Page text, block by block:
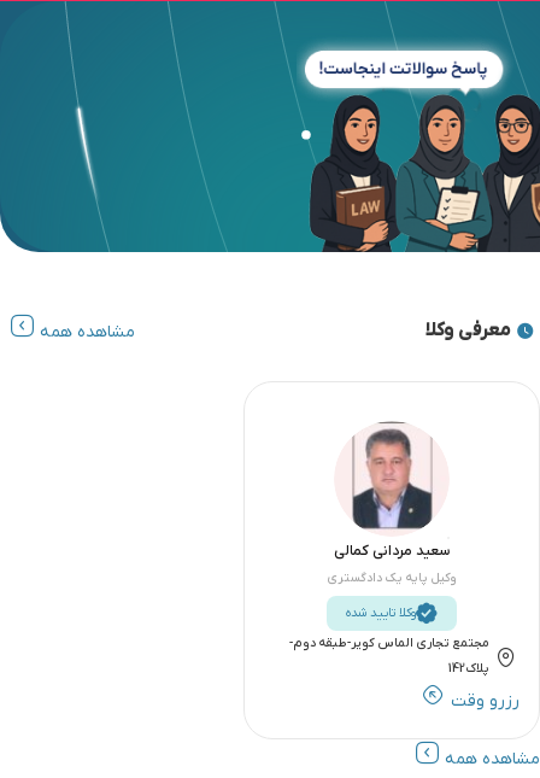
معرفی وکلا مشاهده همه
سعید مردانی کمالی
وکیل پایه یک دادگستری
وکلا تایید شده
مجتمع تجاری الماس کویر-طبقه دوم-
پلاک142
رزرو وقت
مشاهده همه